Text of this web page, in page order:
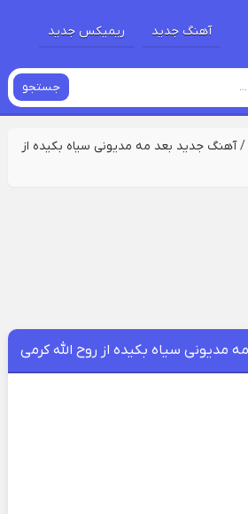
آهنگ جدید ریمیکس جدید
جستجو
/آهنگ جدید بعد مه مدیونی سیاه بکیده از
مدیونی سیاه بکیده از روح الله کرمی